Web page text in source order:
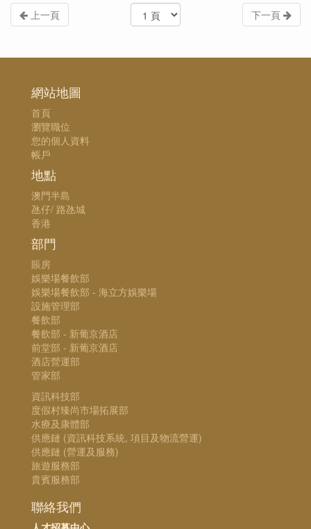
上一頁 下一頁
網站地圖
首頁
瀏覽職位
您的個人資料
帳戶
地點
澳門半島
氹仔/ 路氹城
香港
部門
賬房
娛樂場餐飲部
娛樂場餐飲部 - 海立方娛樂場
設施管理部
餐飲部
餐飲部 - 新葡京酒店
前堂部 - 新葡京酒店
酒店營運部
管家部
資訊科技部
度假村臻尚市場拓展部
水療及康體部
供應鏈 (資訊科技系統, 項目及物流營運)
供應鏈 (營運及服務)
旅遊服務部
貴賓服務部
聯絡我們